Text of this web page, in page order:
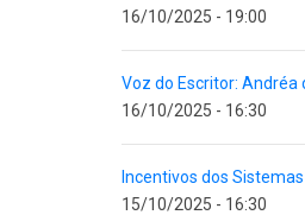
16/10/2025 - 19:00
Voz do Escritor: Andréa
16/10/2025 - 16:30
Incentivos dos
15/10/2025 - 16:30